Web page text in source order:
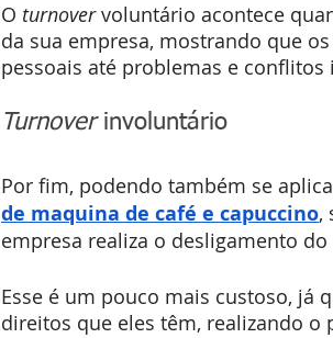
O turnover voluntário acontece
da sua empresa, mostrando que
pessoais até problemas e conflitos
Turnover involuntário
Por fim, podendo também se
de maquina de café e capuccino,
empresa realiza o desligamento
Esse é um pouco mais custoso, já
direitos que eles têm, realizando o